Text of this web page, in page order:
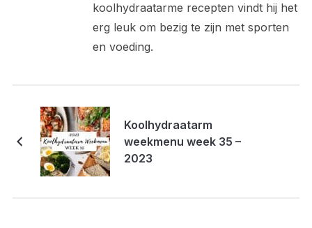
koolhydraatarme recepten vindt hij het
erg leuk om bezig te zijn met sporten
en voeding.
Koolhydraatarm
weekmenu week 35 –
2023